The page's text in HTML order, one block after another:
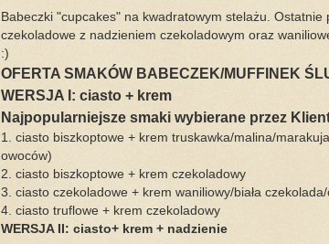
Babeczki "cupcakes" na kwadratowym stelażu.
czekoladowe z nadzieniem czekoladowym oraz
:)
OFERTA SMAKÓW BABECZEK/MUFFINEK
WERSJA I: ciasto + krem
Najpopularniejsze smaki wybierane przez
1. ciasto biszkoptowe + krem truskawka/malina/
owoców)
2. ciasto biszkoptowe + krem czekoladowy
3. ciasto czekoladowe + krem waniliowy/biała
4. ciasto truflowe + krem czekoladowy
WERSJA II: ciasto+ krem + nadzienie